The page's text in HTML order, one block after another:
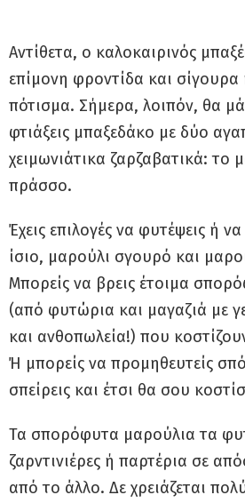
Αντίθετα, ο καλοκαιρινός
επίμονη φροντίδα και σίγουρα
πότισμα. Σήμερα, λοιπόν, θα
φτιάξεις μπαξεδάκο με δύο
χειμωνιάτικα ζαρζαβατικά: το
πράσσο.
Έχεις επιλογές να φυτέψεις ή
ίσιο, μαρούλι σγουρό και
Μπορείς να βρεις έτοιμα
(από φυτώρια και μαγαζιά με
και ανθοπωλεία!) που
Ή μπορείς να προμηθευτείς
σπείρεις και έτσι θα σου
Τα σπορόφυτα μαρούλια τα
ζαρντινιέρες ή παρτέρια σε
από το άλλο. Δε χρειάζεται